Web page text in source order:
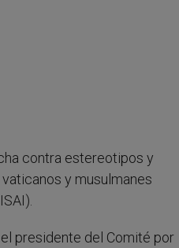
contra estereotipos y
y musulmanes
presidente del Comité por